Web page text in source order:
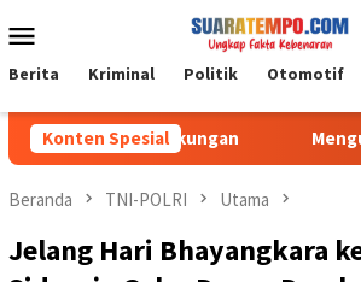
ke
kontenMobile
Berita Kriminal Politik Otomotif
Konten Spesial
Lingkungan
Beranda TNI-POLRI Utama
Jelang Hari Bhayangkara